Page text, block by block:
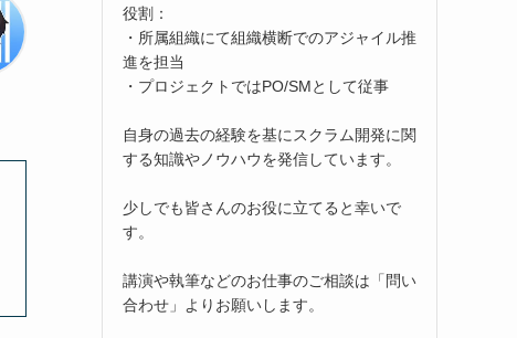
役割：
・所属組織にて組織横断でのアジャイル推
進を担当
・プロジェクトではPO/SMとして従事
自身の過去の経験を基にスクラム開発に関
する知識やノウハウを発信しています。
少しでも皆さんのお役に立てると幸いで
す。
講演や執筆などのお仕事のご相談は「問い
合わせ」よりお願いします。